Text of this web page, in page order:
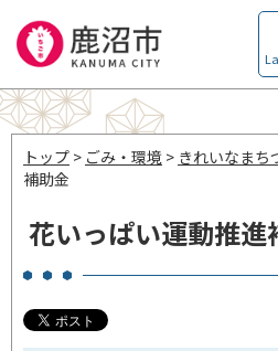
トップ > ごみ・環境 > きれいなまち
補助金
花いっぱい運動推進